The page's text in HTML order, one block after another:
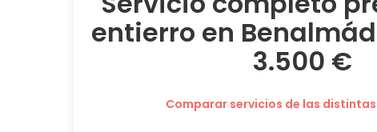
entierro en
3.500 €
Comparar servicios de las